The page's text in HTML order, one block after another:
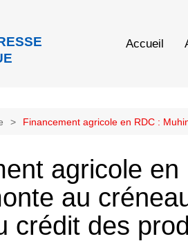
Accueil
Financement agricole en RDC :
agricole
au
crédit des